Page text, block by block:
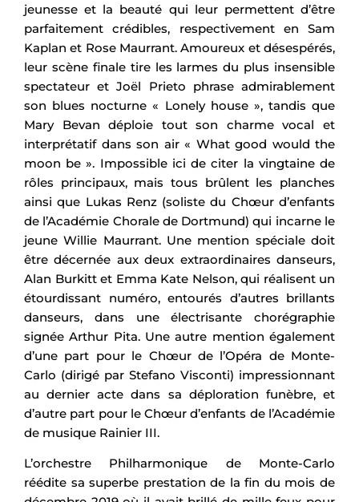
jeunesse et la beauté qui leur permettent d’être
parfaitement crédibles, respectivement en Sam
Kaplan et Rose Maurrant. Amoureux et désespérés,
leur scène finale tire les larmes du plus insensible
spectateur et Joël Prieto phrase admirablement
son blues nocturne « Lonely house », tandis que
Mary Bevan déploie tout son charme vocal et
interprétatif dans son air « What good would the
moon be ». Impossible ici de citer la vingtaine de
rôles principaux, mais tous brûlent les planches
ainsi que Lukas Renz (soliste du Chœur d’enfants
de l’Académie Chorale de Dortmund) qui incarne le
jeune Willie Maurrant. Une mention spéciale doit
être décernée aux deux extraordinaires danseurs,
Alan Burkitt et Emma Kate Nelson, qui réalisent un
étourdissant numéro, entourés d’autres brillants
danseurs, dans une électrisante chorégraphie
signée Arthur Pita. Une autre mention également
d’une part pour le Chœur de l’Opéra de Monte-
Carlo (dirigé par Stefano Visconti) impressionnant
au dernier acte dans sa déploration funèbre, et
d’autre part pour le Chœur d’enfants de l’Académie
de musique Rainier III.
L’orchestre Philharmonique de Monte-Carlo
réédite sa superbe prestation de la fin du mois de